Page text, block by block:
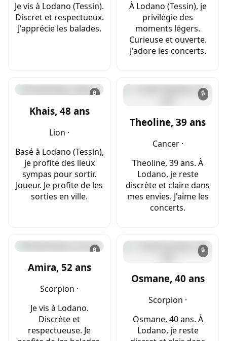
Je vis à Lodano (Tessin).
Discret et respectueux.
J'apprécie les balades.
À Lodano (Tessin), je
privilégie des
moments légers.
Curieuse et ouverte.
J'adore les concerts.
🔒
Khais, 48 ans
Lion ·
Basé à Lodano (Tessin),
je profite des lieux
sympas pour sortir.
Joueur. Je profite de les
sorties en ville.
🔒
Theoline, 39 ans
Cancer ·
Theoline, 39 ans. À
Lodano, je reste
discrète et claire dans
mes envies. J'aime les
concerts.
🔒
Amira, 52 ans
Scorpion ·
Je vis à Lodano.
Discrète et
respectueuse. Je
🔒
Osmane, 40 ans
Scorpion ·
Osmane, 40 ans. À
Lodano, je reste